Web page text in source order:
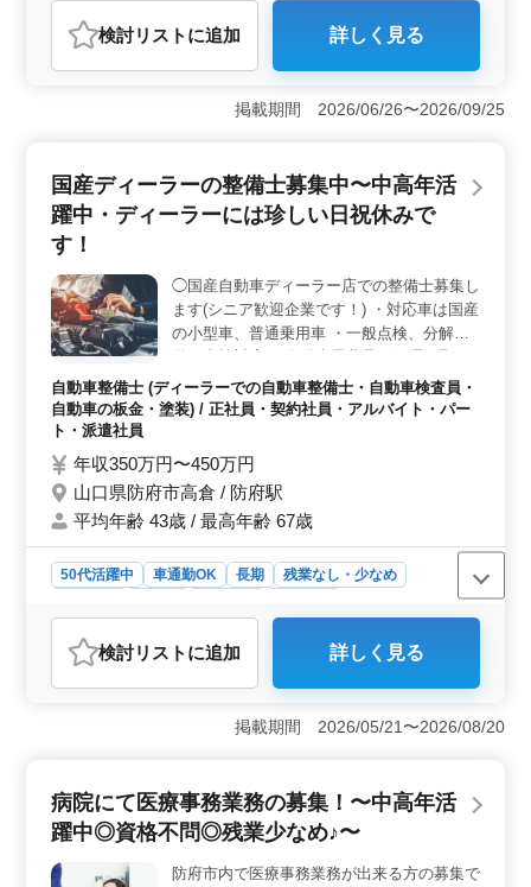
自動車整備士
おすすめポイント
＜安定した雇用環境＞ シニア層が活躍する環境で、安
定した雇用が提供されます。経験者を歓迎し、長期の雇
用や車通勤が可能な点が魅力です。また残業が少なめで
の自動車整備士経験を持つ方々が、幅広い業務に携わる
ことができます。自動車板金・塗装から車検整備、点検
整備まで、多彩な仕事が提供されています。企業は経験
者の技術を活かし、新たな技術の習得や経験の積み重ね
を支援します。 ＜しっかりした休暇制度＞ 年間休
日107日という休暇制度が整っており、週休2日制や夏季
休業、年末年始、GW休暇など、メリハリを持った働き方
が実現できます。また、休憩時間も90分確保されてお
が整っています。
検討リスト に追加 詳しく見る
掲載期間 2026/06/26〜2026/09/25
国産ディーラーの整備士募集中〜中高年活
躍中・ディーラーには珍しい日祝休みで
す！
◯国産自動車ディーラー店での整備士募集し
ます(シニア歓迎企業です！) ・対応車は国産
の小型車、普通乗用車 ・一般点検、分解整
付け ・自動車の納車作業や整備に付随する
作業 自動車整備経験者募集中、ブランクの
ます！ 皆様のご応募お待ちしております！
自動車整備士 (ディーラーでの自動車整備士・自動車検査員・
自動車の板金・塗装) / 正社員・契約社員・アルバイト・パー
ト・派遣社員
年収350万円〜450万円
山口県防府市高倉 / 防府駅
平均年齢 43歳 / 最高年齢 67歳
50代活躍中 車通勤OK 長期
残業なし・少なめ
自動車整備士
おすすめポイント
＜働く魅力＞ 整備士募集中です！中高年歓迎、日祝休
みで働きやすさ抜群です。国産車の点検・整備経験者優
遇されます。ブランクのある方も大歓迎！充実の待遇で
車検まで多岐にわたります。働きやすい週休2日制、駅近
で通勤ラクラクです。車通勤も可能！長期安定の雇用形
は350万〜450万円です。通勤手当は全額支給され賞与も
検討リスト に追加 詳しく見る
掲載期間 2026/05/21〜2026/08/20
病院にて医療事務業務の募集！〜中高年活
躍中◎資格不問◎残業少なめ♪〜
防府市内で医療事務業務が出来る方の募集で